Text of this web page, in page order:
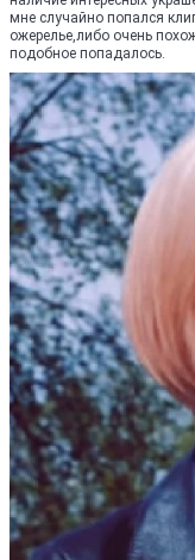
мне случайно попался
ожерелье,либо очень
подобное попадалось.